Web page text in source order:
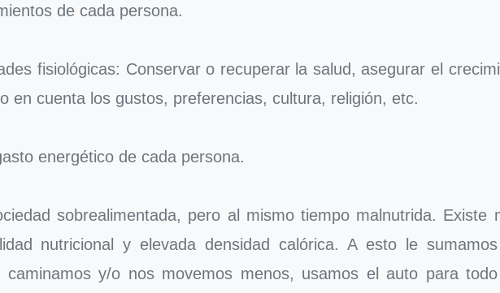
de cada persona.
fisiológicas: Conservar o recuperar la salud, asegurar el
en cuenta los gustos, preferencias, cultura, religión, etc.
energético de cada persona.
sobrealimentada, pero al mismo tiempo malnutrida. Existe
nutricional y elevada densidad calórica. A esto le
y/o nos movemos menos, usamos el auto para